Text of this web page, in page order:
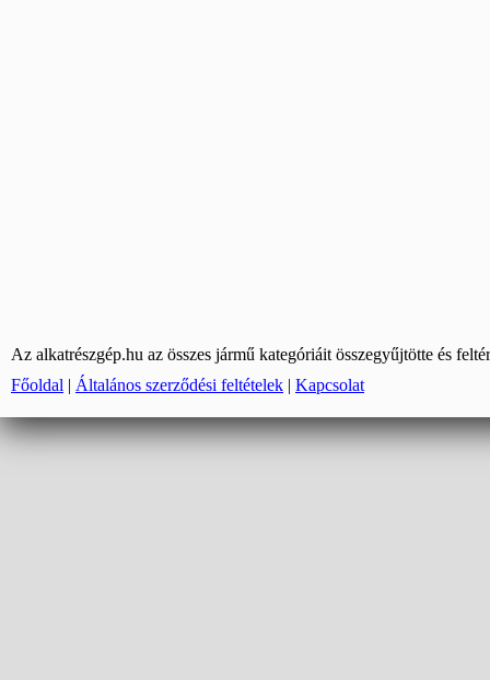
Az alkatrészgép.hu az összes jármű kategóriáit összegyűjtötte és
Főoldal | Általános szerződési feltételek | Kapcsolat